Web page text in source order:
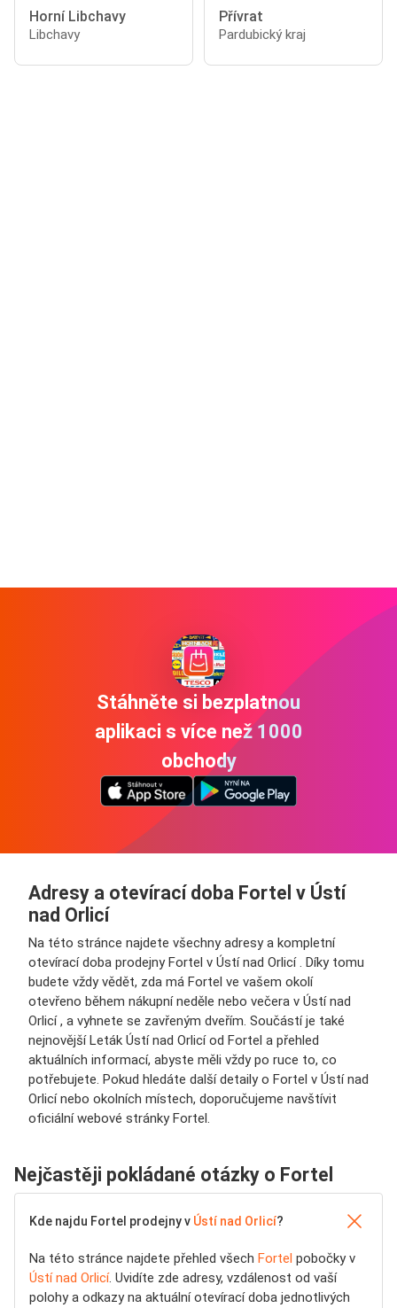
Horní Libchavy
Libchavy
Přívrat
Pardubický kraj
Stáhněte si bezplatnou
aplikaci s více než 1000
obchody
Adresy a otevírací doba Fortel v Ústí
nad Orlicí
Na této stránce najdete všechny adresy a kompletní
otevírací doba prodejny Fortel v Ústí nad Orlicí . Díky tomu
budete vždy vědět, zda má Fortel ve vašem okolí
otevřeno během nákupní neděle nebo večera v Ústí nad
Orlicí , a vyhnete se zavřeným dveřím. Součástí je také
nejnovější Leták Ústí nad Orlicí od Fortel a přehled
aktuálních informací, abyste měli vždy po ruce to, co
potřebujete. Pokud hledáte další detaily o Fortel v Ústí nad
Orlicí nebo okolních místech, doporučujeme navštívit
oficiální webové stránky Fortel.
Nejčastěji pokládané otázky o Fortel
Kde najdu Fortel prodejny v Ústí nad Orlicí?
Na této stránce najdete přehled všech Fortel pobočky v
Ústí nad Orlicí. Uvidíte zde adresy, vzdálenost od vaší
polohy a odkazy na aktuální otevírací doba jednotlivých